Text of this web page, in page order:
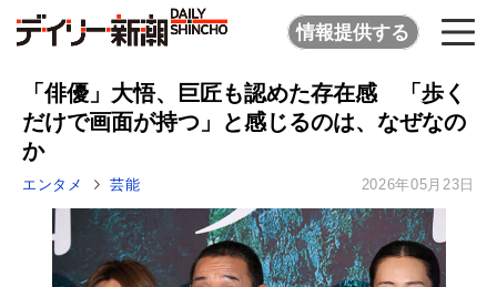
情報提供する
「俳優」大悟、巨匠も認めた存在感 「歩く
だけで画面が持つ」と感じるのは、なぜなの
か
エンタメ 芸能 2026年05月23日